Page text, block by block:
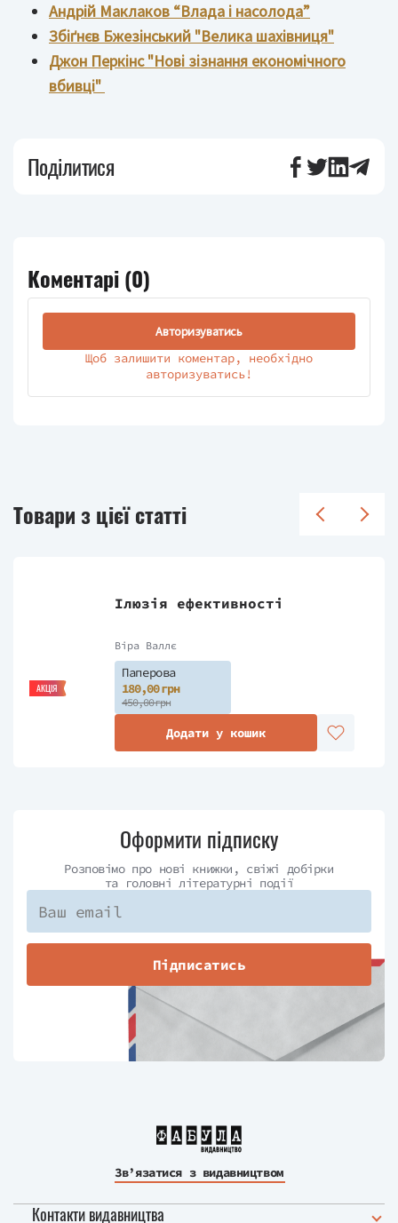
Андрій Маклаков “Влада і насолода”
Збіґнєв Бжезінський "Велика шахівниця"
Джон Перкінс "Новi зiзнання економiчного
вбивцi"
Поділитися
Коментарі (0)
Щоб залишити коментар, необхідно
авторизуватись!
Авторизуватись
Товари з цієї статті
АКЦІЯ
Ілюзія ефективності
Віра Валлє
Паперова
180,00 грн
450,00 грн
Додати у кошик
Оформити підписку
Розповімо про нові книжки, свіжі добірки
та головні літературні події
Підписатись
Зв’язатися з видавництвом
Контакти видавництва